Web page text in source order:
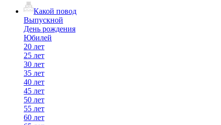
Какой повод
Выпускной
День рождения
Юбилей
20 лет
25 лет
30 лет
35 лет
40 лет
45 лет
50 лет
55 лет
60 лет